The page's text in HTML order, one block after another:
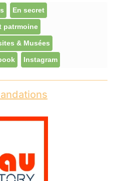
En secret
patrmoine
& Musées
Instagram